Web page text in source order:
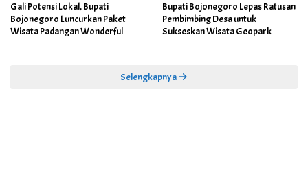
Gali Potensi Lokal, Bupati
Bojonegoro Luncurkan Paket
Wisata Padangan Wonderful
Bupati Bojonegoro Lepas Ratusan
Pembimbing Desa untuk
Sukseskan Wisata Geopark
Selengkapnya